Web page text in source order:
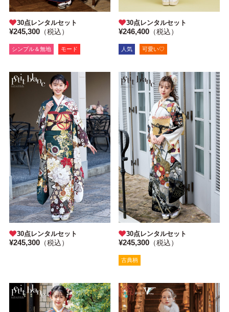
30点レンタルセット
¥245,300（税込）
シンプル＆無地 モード
30点レンタルセット
¥246,400 （税込）
人気 可愛い♡
30点レンタルセット
¥245,300（税込）
30点レンタルセット
¥245,300 （税込）
古典柄